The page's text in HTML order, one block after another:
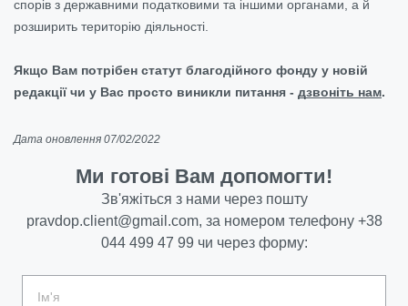
спорів з державними податковими та іншими органами, а й
розширить територію діяльності.
Якщо Вам потрібен статут благодійного фонду у новій
редакції чи у Вас просто виникли питання - дзвоніть нам.
Дата оновлення 07/02/2022
Ми готові Вам допомогти!
Зв'яжіться з нами через пошту
pravdop.client@gmail.com, за номером телефону +38
044 499 47 99 чи через форму: